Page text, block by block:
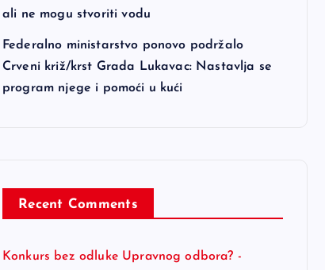
ali ne mogu stvoriti vodu
Federalno ministarstvo ponovo podržalo
Crveni križ/krst Grada Lukavac: Nastavlja se
program njege i pomoći u kući
Recent Comments
Konkurs bez odluke Upravnog odbora? -